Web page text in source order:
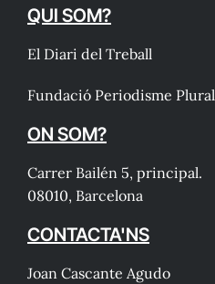
QUI SOM?
El Diari del Treball
Fundació Periodisme Plural
ON SOM?
Carrer Bailén 5, principal.
08010, Barcelona
CONTACTA'NS
Joan Cascante Agudo